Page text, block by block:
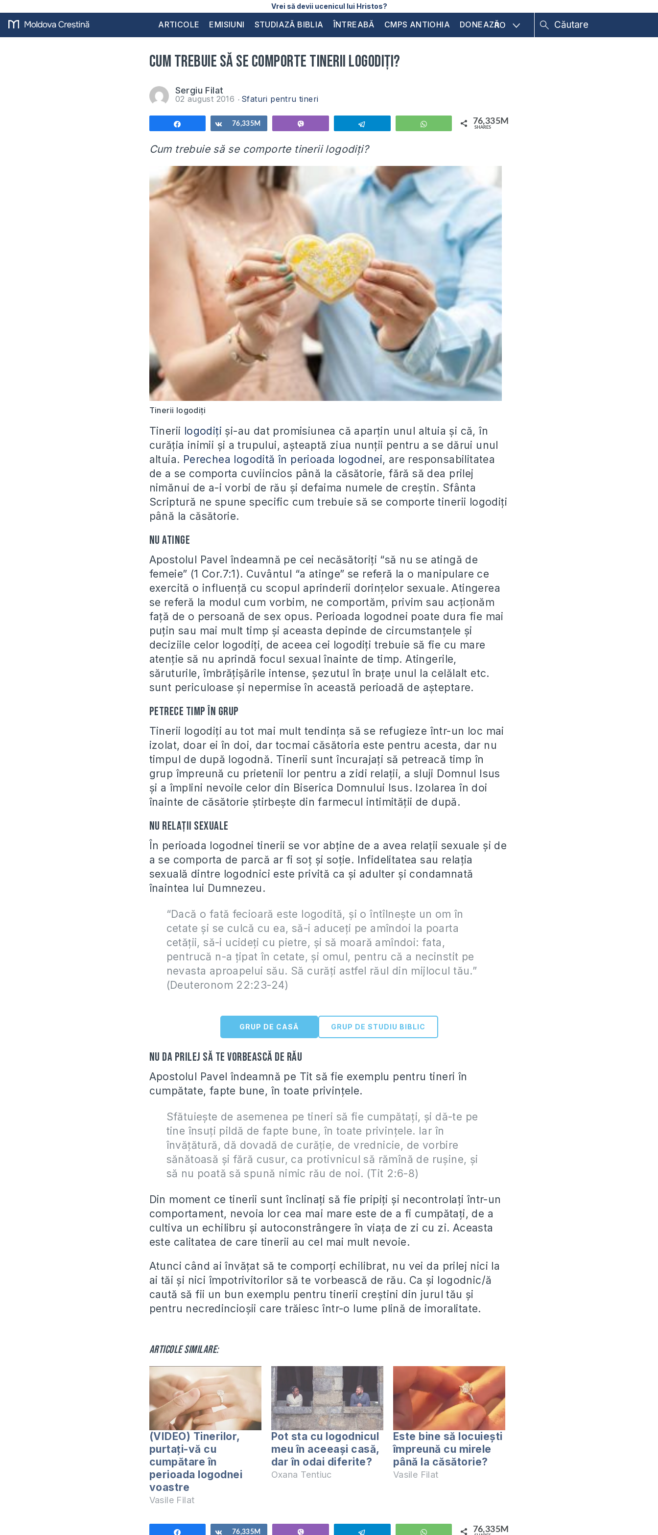
Vrei să devii ucenicul lui Hristos?
ARTICOLE EMISIUNI STUDIAZĂ BIBLIA ÎNTREABĂ CMPS ANTIOHIA DONEAZĂRO
Cum trebuie să se comporte tinerii logodiți?
Sergiu Filat
02 august 2016 Sfaturi pentru tineri
Share
76,335M WhatsApp 76,335M
SHARES
Cum trebuie să se comporte tinerii logodiți?
Tinerii logodiți
Tinerii logodiți și-au dat promisiunea că aparțin unul altuia și că, în
curăția inimii și a trupului, așteaptă ziua nunții pentru a se dărui unul
altuia. Perechea logodită în perioada logodnei, are responsabilitatea
de a se comporta cuviincios până la căsătorie, fără să dea prilej
nimănui de a-i vorbi de rău și defaima numele de creștin. Sfânta
Scriptură ne spune specific cum trebuie să se comporte tinerii logodiți
până la căsătorie.
Nu atinge
Apostolul Pavel îndeamnă pe cei necăsătoriți “să nu se atingă de
femeie” (1 Cor.7:1). Cuvântul “a atinge” se referă la o manipulare ce
exercită o influență cu scopul aprinderii dorințelor sexuale. Atingerea
se referă la modul cum vorbim, ne comportăm, privim sau acționăm
față de o persoană de sex opus. Perioada logodnei poate dura fie mai
puțin sau mai mult timp și aceasta depinde de circumstanțele și
deciziile celor logodiți, de aceea cei logodiți trebuie să fie cu mare
atenție să nu aprindă focul sexual înainte de timp. Atingerile,
săruturile, îmbrățișările intense, șezutul în brațe unul la celălalt etc.
sunt periculoase și nepermise în această perioadă de așteptare.
Petrece timp în grup
Tinerii logodiți au tot mai mult tendința să se refugieze într-un loc mai
izolat, doar ei în doi, dar tocmai căsătoria este pentru acesta, dar nu
timpul de după logodnă. Tinerii sunt încurajați să petreacă timp în
grup împreună cu prietenii lor pentru a zidi relații, a sluji Domnul Isus
și a împlini nevoile celor din Biserica Domnului Isus. Izolarea în doi
înainte de căsătorie știrbește din farmecul intimității de după.
Nu relații sexuale
În perioada logodnei tinerii se vor abține de a avea relații sexuale și de
a se comporta de parcă ar fi soț și soție. Infidelitatea sau relația
sexuală dintre logodnici este privită ca și adulter și condamnată
înaintea lui Dumnezeu.
“Dacă o fată fecioară este logodită, și o întîlnește un om în
cetate și se culcă cu ea, să-i aduceți pe amîndoi la poarta
cetății, să-i ucideți cu pietre, și să moară amîndoi: fata,
pentrucă n-a țipat în cetate, și omul, pentru că a necinstit pe
nevasta aproapelui său. Să curăți astfel răul din mijlocul tău.”
(Deuteronom 22:23-24)
GRUP DE CASĂ GRUP DE STUDIU BIBLIC
Nu da prilej să te vorbească de rău
Apostolul Pavel îndeamnă pe Tit să fie exemplu pentru tineri în
cumpătate, fapte bune, în toate privințele.
Sfătuiește de asemenea pe tineri să fie cumpătați, și dă-te pe
tine însuți pildă de fapte bune, în toate privințele. Iar în
învățătură, dă dovadă de curăție, de vrednicie, de vorbire
sănătoasă și fără cusur, ca protivnicul să rămînă de rușine, și
să nu poată să spună nimic rău de noi. (Tit 2:6-8)
Din moment ce tinerii sunt înclinați să fie pripiți și necontrolați într-un
comportament, nevoia lor cea mai mare este de a fi cumpătați, de a
cultiva un echilibru și autoconstrângere în viața de zi cu zi. Aceasta
este calitatea de care tinerii au cel mai mult nevoie.
Atunci când ai învățat să te comporți echilibrat, nu vei da prilej nici la
ai tăi și nici împotrivitorilor să te vorbească de rău. Ca și logodnic/ă
caută să fii un bun exemplu pentru tinerii creștini din jurul tău și
pentru necredincioșii care trăiesc într-o lume plină de imoralitate.
Articole similare:
(VIDEO) Tinerilor,
purtați-vă cu
cumpătare în
perioada logodnei
voastre
Vasile Filat
Pot sta cu logodnicul
meu în aceeași casă,
dar în odai diferite?
Oxana Tentiuc
Este bine să locuiești
împreună cu mirele
până la căsătorie?
Vasile Filat
Share
76,335M WhatsApp 76,335M